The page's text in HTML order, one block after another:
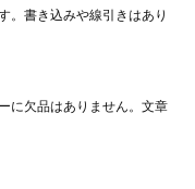
。書き込みや線引きはあり
に欠品はありません。文章